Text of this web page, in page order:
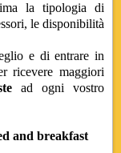
la tipologia di
le disponibilità
e di entrare in
ricevere maggiori
ad ogni vostro
and breakfast